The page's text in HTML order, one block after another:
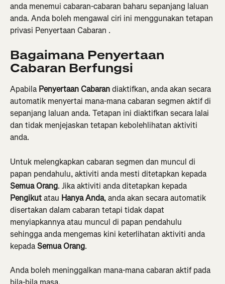
anda menemui cabaran-cabaran baharu sepanjang laluan
anda. Anda boleh mengawal ciri ini menggunakan tetapan
privasi Penyertaan Cabaran .
Bagaimana Penyertaan
Cabaran Berfungsi
Apabila Penyertaan Cabaran diaktifkan, anda akan secara
automatik menyertai mana-mana cabaran segmen aktif di
sepanjang laluan anda. Tetapan ini diaktifkan secara lalai
dan tidak menjejaskan tetapan kebolehlihatan aktiviti
anda.
Untuk melengkapkan cabaran segmen dan muncul di
papan pendahulu, aktiviti anda mesti ditetapkan kepada
Semua Orang. Jika aktiviti anda ditetapkan kepada
Pengikut atau Hanya Anda, anda akan secara automatik
disertakan dalam cabaran tetapi tidak dapat
menyiapkannya atau muncul di papan pendahulu
sehingga anda mengemas kini keterlihatan aktiviti anda
kepada Semua Orang.
Anda boleh meninggalkan mana-mana cabaran aktif pada